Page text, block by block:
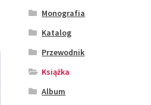
Monografia
Katalog
Przewodnik
Książka
Album